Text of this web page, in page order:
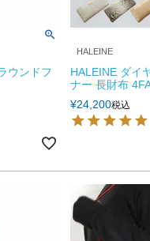
ウンドフ
HALEINE
HALEINE ダイ
ナー 長財布
¥24,200税込